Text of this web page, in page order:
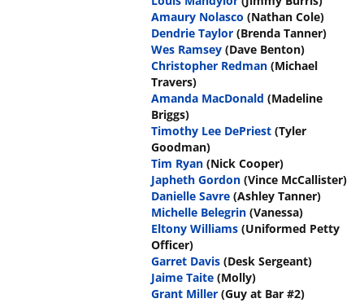
Amaury Nolasco (Nathan Cole)
Dendrie Taylor (Brenda Tanner)
Wes Ramsey (Dave Benton)
Christopher Redman (Michael
Travers)
Amanda MacDonald (Madeline
Briggs)
Timothy Lee DePriest (Tyler
Goodman)
Tim Ryan (Nick Cooper)
Japheth Gordon (Vince McCallister)
Danielle Savre (Ashley Tanner)
Michelle Belegrin (Vanessa)
Eltony Williams (Uniformed Petty
Officer)
Garret Davis (Desk Sergeant)
Jaime Taite (Molly)
Grant Miller (Guy at Bar #2)